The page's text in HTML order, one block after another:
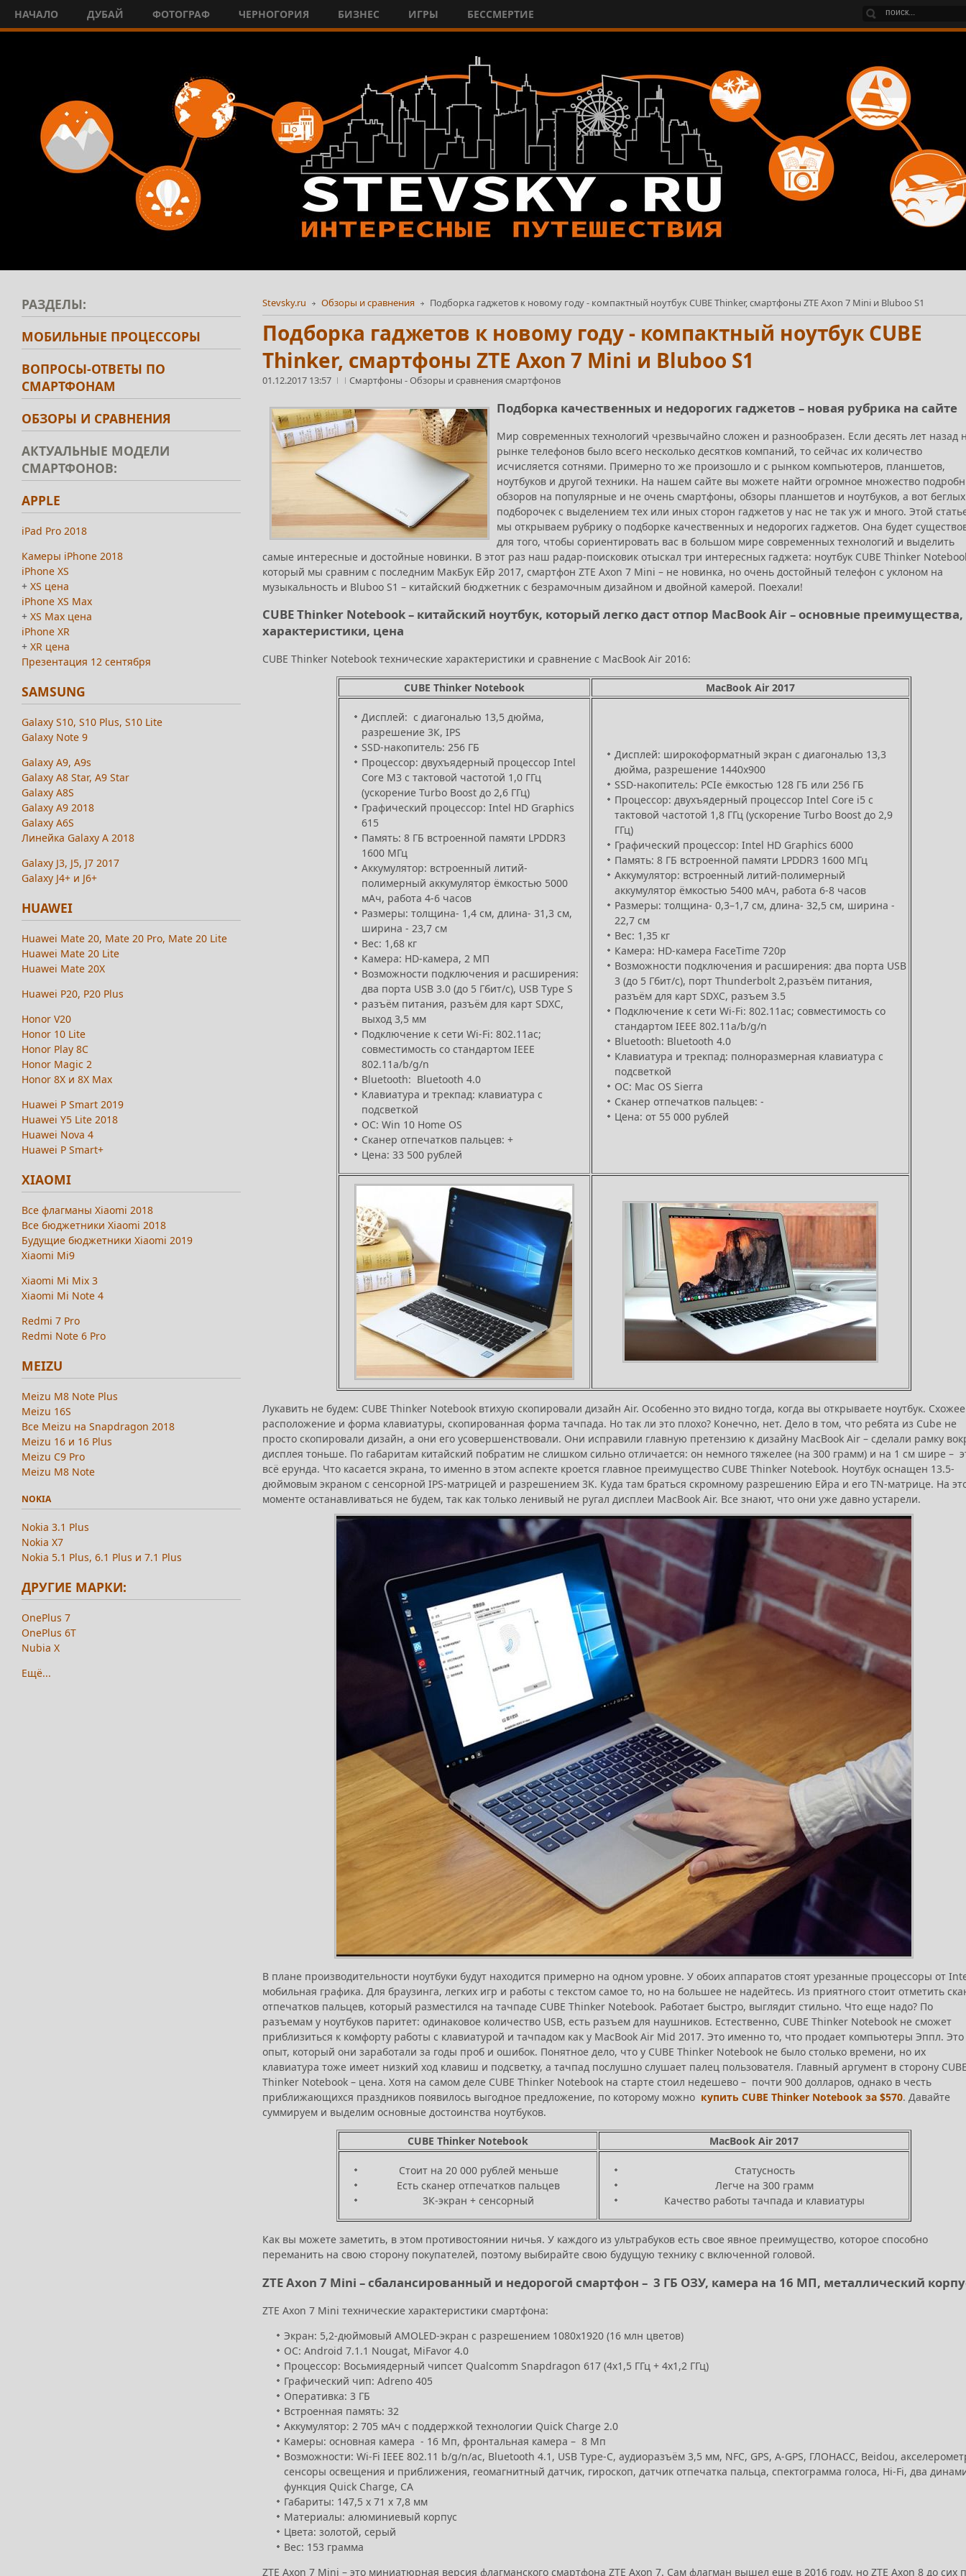
НАЧАЛО ДУБАЙ ФОТОГРАФ ЧЕРНОГОРИЯ БИЗНЕС ИГРЫ БЕССМЕРТИЕ
Stevsky.ru Обзоры и сравнения Подборка гаджетов к новому году - компактный ноутбук CUBE Thinker, смартфоны ZTE Axon 7 Mini и Bluboo S1
Подборка гаджетов к новому году - компактный ноутбук CUBE
Thinker, смартфоны ZTE Axon 7 Mini и Bluboo S1
01.12.2017 13:57 Смартфоны -Обзоры и сравнения смартфонов
Подборка качественных и недорогих гаджетов – новая рубрика на сайте
Мир современных технологий чрезвычайно сложен и разнообразен. Если десять лет назад
рынке телефонов было всего несколько десятков компаний, то сейчас их количество
исчисляется сотнями. Примерно то же произошло и с рынком компьютеров, планшетов,
ноутбуков и другой техники. На нашем сайте вы можете найти огромное множество
обзоров на популярные и не очень смартфоны, обзоры планшетов и ноутбуков, а вот беглых
подборочек с выделением тех или иных сторон гаджетов у нас не так уж и много. Этой
мы открываем рубрику о подборке качественных и недорогих гаджетов. Она будет
для того, чтобы сориентировать вас в большом мире современных технологий и выделить
самые интересные и достойные новинки. В этот раз наш радар-поисковик отыскал три интересных гаджета: ноутбук CUBE Thinker
который мы сравним с последним МакБук Ейр 2017, смартфон ZTE Axon 7 Mini – не новинка, но очень достойный телефон с уклоном на
музыкальность и Bluboo S1 – китайский бюджетник с безрамочным дизайном и двойной камерой. Поехали!
CUBE Thinker Notebook – китайский ноутбук, который легко даст отпор MacBook Air – основные преимущества,
характеристики, цена
CUBE Thinker Notebook технические характеристики и сравнение с MacBook Air 2016:
CUBE Thinker Notebook MacBook Air 2017
Дисплей: с диагональю 13,5 дюйма,
разрешение 3К, IPS
SSD-накопитель: 256 ГБ
Процессор: двухъядерный процессор Intel
Core M3 с тактовой частотой 1,0 ГГц
(ускорение Turbo Boost до 2,6 ГГц)
Графический процессор: Intel HD Graphics
615
Память: 8 ГБ встроенной памяти LPDDR3
1600 МГц
Аккумулятор: встроенный литий-
полимерный аккумулятор ёмкостью 5000
мАч, работа 4-6 часов
Размеры: толщина- 1,4 см, длина- 31,3 см,
ширина - 23,7 см
Вес: 1,68 кг
Камера: HD‑камера, 2 МП
Возможности подключения и расширения:
два порта USB 3.0 (до 5 Гбит/с), USB Type S
разъём питания, разъём для карт SDXC,
выход 3,5 мм
Подключение к сети Wi‑Fi: 802.11ac;
совместимость со стандартом IEEE
802.11a/b/g/n
Bluetooth: Bluetooth 4.0
Клавиатура и трекпад: клавиатура с
подсветкой
ОС: Win 10 Home OS
Сканер отпечатков пальцев: +
Цена: 33 500 рублей
Дисплей: широкоформатный экран с диагональю 13,3
дюйма, разрешение 1440x900
SSD-накопитель: PCIe ёмкостью 128 ГБ или 256 ГБ
Процессор: двухъядерный процессор Intel Core i5 с
тактовой частотой 1,8 ГГц (ускорение Turbo Boost до 2,9
ГГц)
Графический процессор: Intel HD Graphics 6000
Память: 8 ГБ встроенной памяти LPDDR3 1600 МГц
Аккумулятор: встроенный литий-полимерный
аккумулятор ёмкостью 5400 мАч, работа 6-8 часов
Размеры: толщина- 0,3–1,7 см, длина- 32,5 см, ширина -
22,7 см
Вес: 1,35 кг
Камера: HD‑камера FaceTime 720p
Возможности подключения и расширения: два порта USB
3 (до 5 Гбит/с), порт Thunderbolt 2,разъём питания,
разъём для карт SDXC, разъем 3.5
Подключение к сети Wi‑Fi: 802.11ac; совместимость со
стандартом IEEE 802.11a/b/g/n
Bluetooth: Bluetooth 4.0
Клавиатура и трекпад: полноразмерная клавиатура с
подсветкой
ОС: Mac OS Sierra
Сканер отпечатков пальцев: -
Цена: от 55 000 рублей
Лукавить не будем: CUBE Thinker Notebook втихую скопировали дизайн Air. Особенно это видно тогда, когда вы открываете ноутбук. Схожее
расположение и форма клавиатуры, скопированная форма тачпада. Но так ли это плохо? Конечно, нет. Дело в том, что ребята из Cube не
просто скопировали дизайн, а они его усовершенствовали. Они исправили главную претензию к дизайну MacBook Air – сделали рамку
дисплея тоньше. По габаритам китайский побратим не слишком сильно отличается: он немного тяжелее (на 300 грамм) и на 1 см шире –
всё ерунда. Что касается экрана, то именно в этом аспекте кроется главное преимущество CUBE Thinker Notebook. Ноутбук оснащен 13.5-
дюймовым экраном с сенсорной IPS-матрицей и разрешением 3K. Куда там браться скромному разрешению Ейра и его TN-матрице. На
моменте останавливаться не будем, так как только ленивый не ругал дисплеи MacBook Air. Все знают, что они уже давно устарели.
В плане производительности ноутбуки будут находится примерно на одном уровне. У обоих аппаратов стоят урезанные процессоры от
мобильная графика. Для браузинга, легких игр и работы с текстом самое то, но на большее не надейтесь. Из приятного стоит отметить
отпечатков пальцев, который разместился на тачпаде CUBE Thinker Notebook. Работает быстро, выглядит стильно. Что еще надо? По
разъемам у ноутбуков паритет: одинаковое количество USB, есть разъем для наушников. Естественно, CUBE Thinker Notebook не сможет
приблизиться к комфорту работы с клавиатурой и тачпадом как у MacBook Air Mid 2017. Это именно то, что продает компьютеры Эппл. Это
опыт, который они заработали за годы проб и ошибок. Понятное дело, что у CUBE Thinker Notebook не было столько времени, но их
клавиатура тоже имеет низкий ход клавиш и подсветку, а тачпад послушно слушает палец пользователя. Главный аргумент в сторону
Thinker Notebook – цена. Хотя на самом деле CUBE Thinker Notebook на старте стоил недешево – почти 900 долларов, однако в честь
приближающихся праздников появилось выгодное предложение, по которому можно купить CUBE Thinker Notebook за $570. Давайте
суммируем и выделим основные достоинства ноутбуков.
CUBE Thinker Notebook MacBook Air 2017
Стоит на 20 000 рублей меньше
Есть сканер отпечатков пальцев
3К-экран + сенсорный
Статусность
Легче на 300 грамм
Качество работы тачпада и клавиатуры
Как вы можете заметить, в этом противостоянии ничья. У каждого из ультрабуков есть свое явное преимущество, которое способно
переманить на свою сторону покупателей, поэтому выбирайте свою будущую технику с включенной головой.
ZTE Axon 7 Mini – сбалансированный и недорогой смартфон – 3 ГБ ОЗУ, камера на 16 МП, металлический
ZTE Axon 7 Mini технические характеристики смартфона:
Экран: 5,2-дюймовый AMOLED-экран с разрешением 1080x1920 (16 млн цветов)
ОС: Android 7.1.1 Nougat, MiFavor 4.0
Процессор: Восьмиядерный чипсет Qualcomm Snapdragon 617 (4x1,5 ГГц + 4x1,2 ГГц)
Графический чип: Adreno 405
Оперативка: 3 ГБ
Встроенная память: 32
Аккумулятор: 2 705 мАч с поддержкой технологии Quick Charge 2.0
Камеры: основная камера - 16 Мп, фронтальная камера – 8 Мп
Возможности: Wi-Fi IEEE 802.11 b/g/n/ac, Bluetooth 4.1, USB Type-С, аудиоразъём 3,5 мм, NFC, GPS, A-GPS, ГЛОНАСС, Beidou,
сенсоры освещения и приближения, геомагнитный датчик, гироскоп, датчик отпечатка пальца, спектограмма голоса, Hi-Fi, два
функция Quick Charge, CA
Габариты: 147,5 x 71 x 7,8 мм
Материалы: алюминиевый корпус
Цвета: золотой, серый
Вес: 153 грамма
ZTE Axon 7 Mini – это миниатюрная версия флагманского смартфона ZTE Axon 7. Сам флагман вышел еще в 2016 году, но ZTE Axon 8 до сих
РАЗДЕЛЫ:
МОБИЛЬНЫЕ ПРОЦЕССОРЫ
ВОПРОСЫ-ОТВЕТЫ ПО
СМАРТФОНАМ
ОБЗОРЫ И СРАВНЕНИЯ
АКТУАЛЬНЫЕ МОДЕЛИ
СМАРТФОНОВ:
APPLE
iPad Pro 2018
Камеры iPhone 2018
iPhone XS
+ XS цена
iPhone XS Max
+ XS Max цена
iPhone XR
+ XR цена
Презентация 12 сентября
SAMSUNG
Galaxy S10, S10 Plus, S10 Lite
Galaxy Note 9
Galaxy A9, A9s
Galaxy A8 Star, A9 Star
Galaxy A8S
Galaxy A9 2018
Galaxy A6S
Линейка Galaxy A 2018
Galaxy J3, J5, J7 2017
Galaxy J4+ и J6+
HUAWEI
Huawei Mate 20, Mate 20 Pro, Mate 20 Lite
Huawei Mate 20 Lite
Huawei Mate 20X
Huawei P20, P20 Plus
Honor V20
Honor 10 Lite
Honor Play 8C
Honor Magic 2
Honor 8X и 8X Max
Huawei P Smart 2019
Huawei Y5 Lite 2018
Huawei Nova 4
Huawei P Smart+
XIAOMI
Все флагманы Xiaomi 2018
Все бюджетники Xiaomi 2018
Будущие бюджетники Xiaomi 2019
Xiaomi Mi9
Xiaomi Mi Mix 3
Xiaomi Mi Note 4
Redmi 7 Pro
Redmi Note 6 Pro
MEIZU
Meizu M8 Note Plus
Meizu 16S
Все Meizu на Snapdragon 2018
Meizu 16 и 16 Plus
Meizu C9 Pro
Meizu M8 Note
NOKIA
Nokia 3.1 Plus
Nokia X7
Nokia 5.1 Plus, 6.1 Plus и 7.1 Plus
ДРУГИЕ МАРКИ:
OnePlus 7
OnePlus 6T
Nubia X
Ещё...